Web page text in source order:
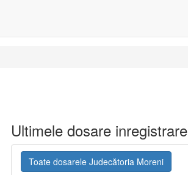
Ultimele dosare inregistrare
Toate dosarele Judecătoria Moreni